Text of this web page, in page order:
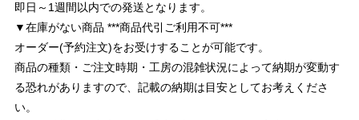
即日～1週間以内での発送となります。
▼在庫がない商品 ***商品代引ご利用不可***
オーダー(予約注文)をお受けすることが可能です。
商品の種類・ご注文時期・工房の混雑状況によって納期が変動す
る恐れがありますので、記載の納期は目安としてお考えくださ
い。